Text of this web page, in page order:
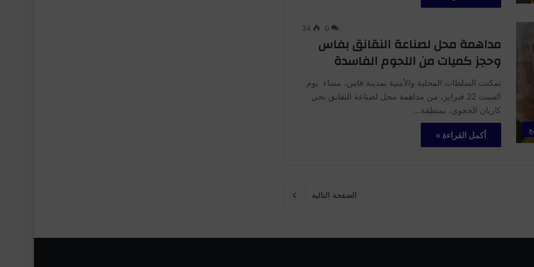
0
34
مداهمة محل لصناعة النقانق بفاس
وحجز كميات من اللحوم الفاسدة
تمكنت السلطات المحلية والأمنية بمدينة فاس، مساء يوم
السبت 22 فبراير، من مداهمة محل لصناعة النقانق بحي
كاريان الحجوي، بمنطقة…
أكمل القراءة »
الصفحة التالية